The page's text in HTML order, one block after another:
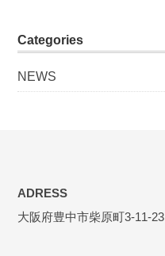
Categories
NEWS
ADRESS
大阪府豊中市柴原町3-11-23